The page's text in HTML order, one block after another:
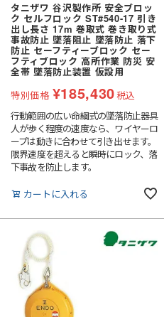
タニザワ 谷沢製作所 安全ブロッ
ク セルフロック ST#540-17 引き
出し長さ 17m 巻取式 巻き取り式
事故防止 墜落阻止 墜落防止 落下
防止 セーフティーブロック セー
フティブロック 高所作業 防災 安
全帯 墜落防止装置 仮設用
特別価格 ¥185,430税込
行動範囲の広い命綱式の墜落防止器具
人が歩く程度の速度なら、ワイヤーロ
ープは動きに合わせて引き出せます。
限界速度を超えると瞬時にロック、落
下事故を防止します。
カートに入れる